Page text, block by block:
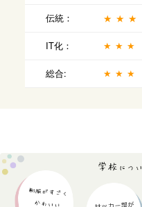
伝統： ★★★
IT化： ★★★
総合: ★★★